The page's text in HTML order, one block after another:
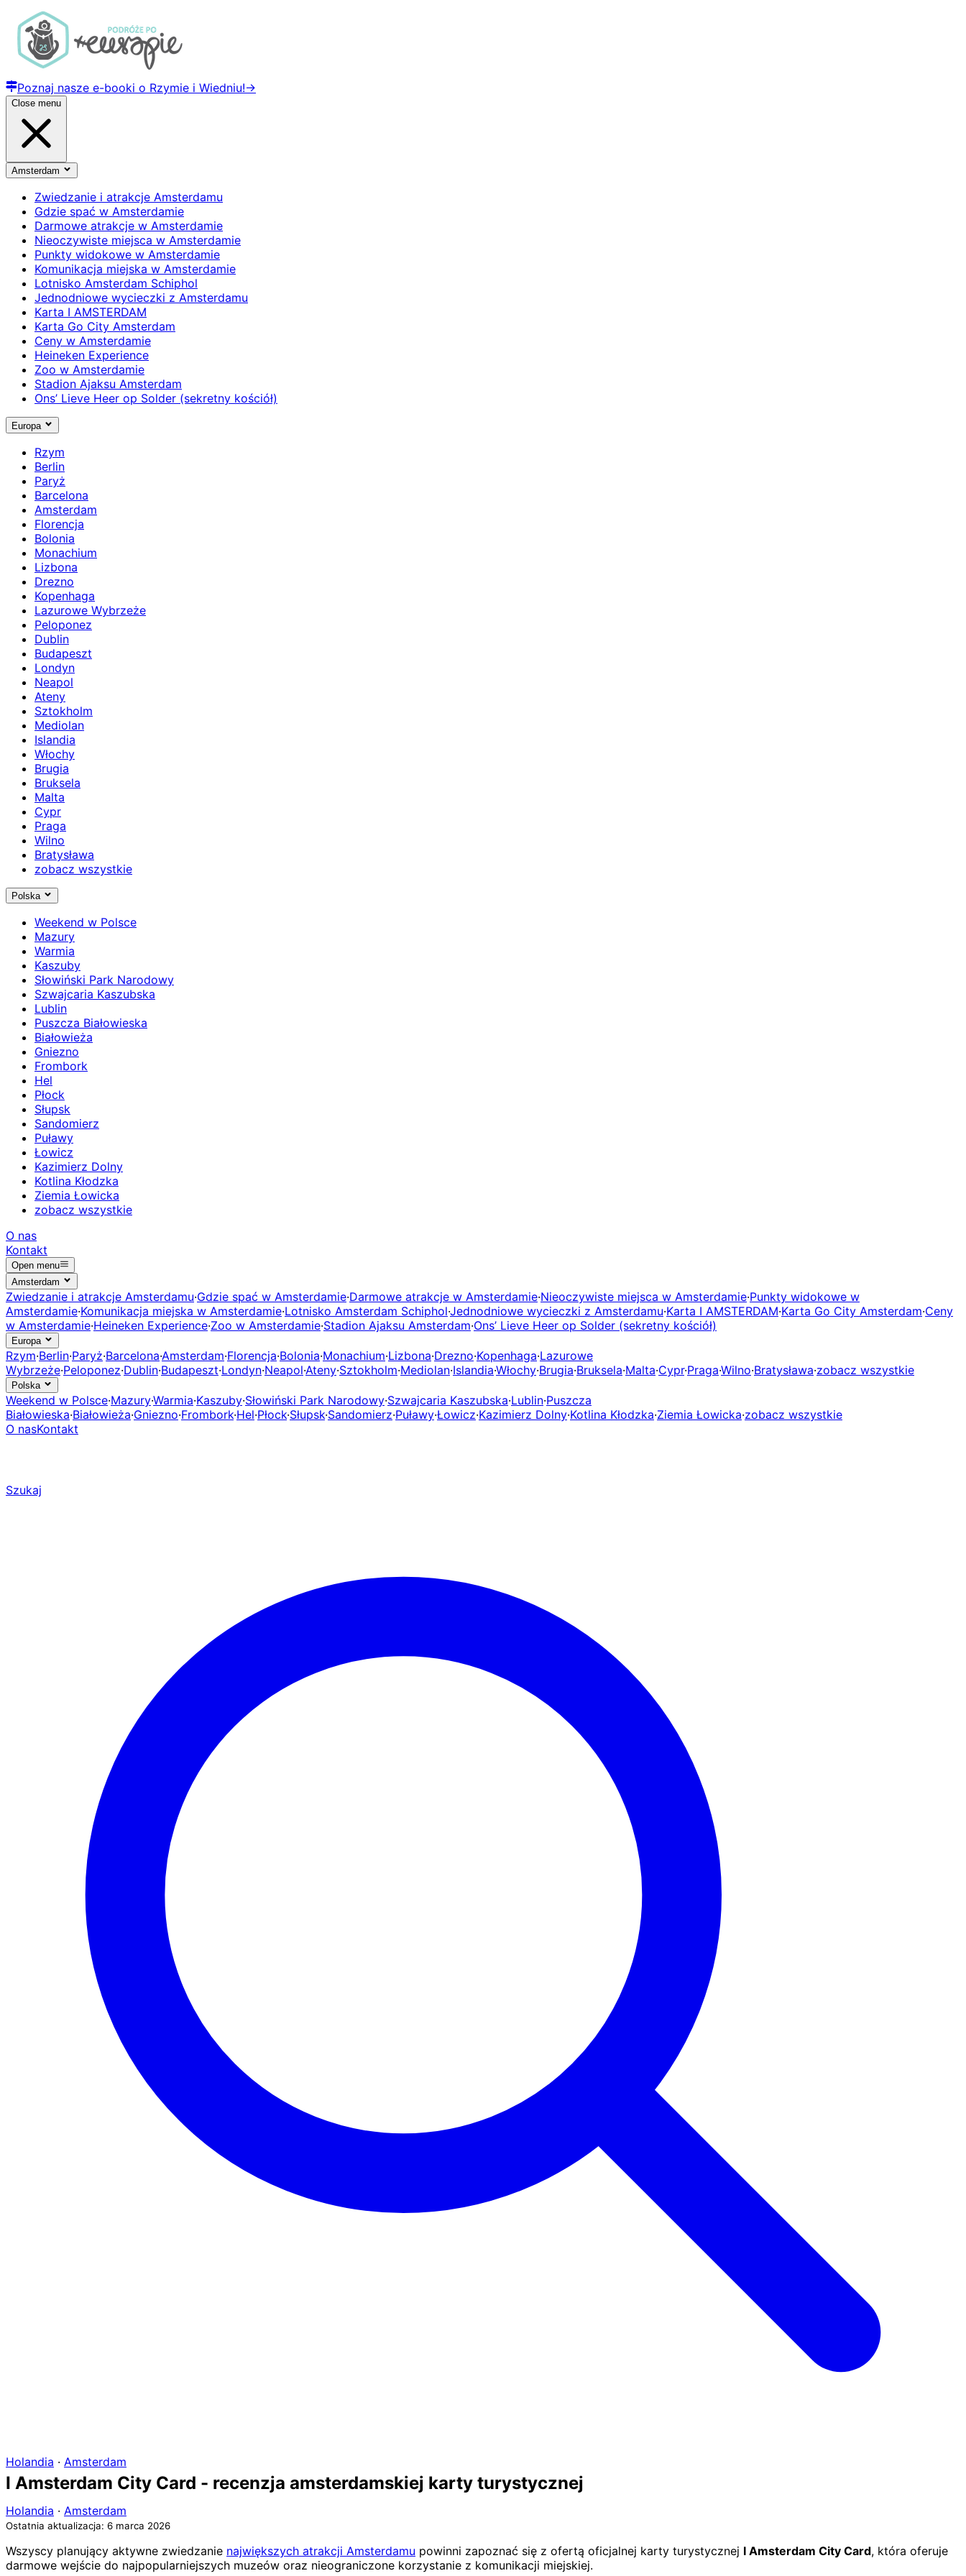
Poznaj nasze e-booki o Rzymie i Wiedniu!→
Close menu
Amsterdam
Zwiedzanie i atrakcje Amsterdamu
Gdzie spać w Amsterdamie
Darmowe atrakcje w Amsterdamie
Nieoczywiste miejsca w Amsterdamie
Punkty widokowe w Amsterdamie
Komunikacja miejska w Amsterdamie
Lotnisko Amsterdam Schiphol
Jednodniowe wycieczki z Amsterdamu
Karta I AMSTERDAM
Karta Go City Amsterdam
Ceny w Amsterdamie
Heineken Experience
Zoo w Amsterdamie
Stadion Ajaksu Amsterdam
Ons’ Lieve Heer op Solder (sekretny kościół)
Europa
Rzym
Berlin
Paryż
Barcelona
Amsterdam
Florencja
Bolonia
Monachium
Lizbona
Drezno
Kopenhaga
Lazurowe Wybrzeże
Peloponez
Dublin
Budapeszt
Londyn
Neapol
Ateny
Sztokholm
Mediolan
Islandia
Włochy
Brugia
Bruksela
Malta
Cypr
Praga
Wilno
Bratysława
zobacz wszystkie
Polska
Weekend w Polsce
Mazury
Warmia
Kaszuby
Słowiński Park Narodowy
Szwajcaria Kaszubska
Lublin
Puszcza Białowieska
Białowieża
Gniezno
Frombork
Hel
Płock
Słupsk
Sandomierz
Puławy
Łowicz
Kazimierz Dolny
Kotlina Kłodzka
Ziemia Łowicka
zobacz wszystkie
O nas
Kontakt
Open menu
Amsterdam
Zwiedzanie i atrakcje Amsterdamu·Gdzie spać w Amsterdamie·Darmowe atrakcje w Amsterdamie·Nieoczywiste miejsca w Amsterdamie·Punkty widokowe w
Amsterdamie·Komunikacja miejska w Amsterdamie·Lotnisko Amsterdam Schiphol·Jednodniowe wycieczki z Amsterdamu·Karta I AMSTERDAM·Karta Go City Amsterdam·Ceny
w Amsterdamie·Heineken Experience·Zoo w Amsterdamie·Stadion Ajaksu Amsterdam·Ons’ Lieve Heer op Solder (sekretny kościół)
Europa
Rzym·Berlin·Paryż·Barcelona·Amsterdam·Florencja·Bolonia·Monachium·Lizbona·Drezno·Kopenhaga·Lazurowe
Wybrzeże·Peloponez·Dublin·Budapeszt·Londyn·Neapol·Ateny·Sztokholm·Mediolan·Islandia·Włochy·Brugia·Bruksela·Malta·Cypr·Praga·Wilno·Bratysława·zobacz wszystkie
Polska
Weekend w Polsce·Mazury·Warmia·Kaszuby·Słowiński Park Narodowy·Szwajcaria Kaszubska·Lublin·Puszcza
Białowieska·Białowieża·Gniezno·Frombork·Hel·Płock·Słupsk·Sandomierz·Puławy·Łowicz·Kazimierz Dolny·Kotlina Kłodzka·Ziemia Łowicka·zobacz wszystkie
O nasKontakt
Szukaj
Holandia · Amsterdam
I Amsterdam City Card - recenzja amsterdamskiej karty turystycznej
Holandia · Amsterdam
Ostatnia aktualizacja: 6 marca 2026
Wszyscy planujący aktywne zwiedzanie największych atrakcji Amsterdamu powinni zapoznać się z ofertą oficjalnej karty turystycznej I Amsterdam City Card, która oferuje
darmowe wejście do najpopularniejszych muzeów oraz nieograniczone korzystanie z komunikacji miejskiej.